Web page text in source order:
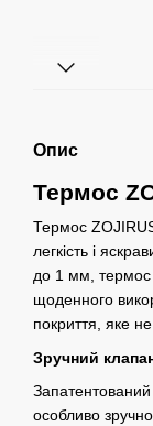
Опис
Термос
Термос
легкість і
до 1 мм, термос
щоденного
покриття, яке
Зручний
особливо